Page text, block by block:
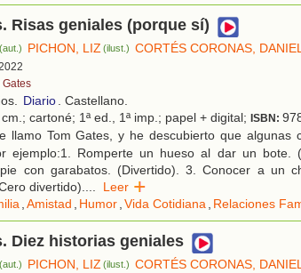
Risas geniales (porque sí)
(aut.) PICHON, LIZ(ilust.) CORTÉS CORONAS,
Gates
Diario. Castellano.
cartoné; 1ª ed., 1ª imp.; papel + digital; ISBN:
llamo Tom Gates, y he descubierto que algunas
ejemplo:1. Romperte un hueso al dar un bote.
con garabatos. (Divertido). 3. Conocer a un
divertido).... Leer
,Amistad , Humor,Vida Cotidiana, Relaciones
Diez historias geniales
(aut.) PICHON, LIZ(ilust.) CORTÉS CORONAS,